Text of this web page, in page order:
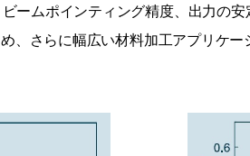
ームポインティング精度、出力の
、さらに幅広い材料加工アプリケー